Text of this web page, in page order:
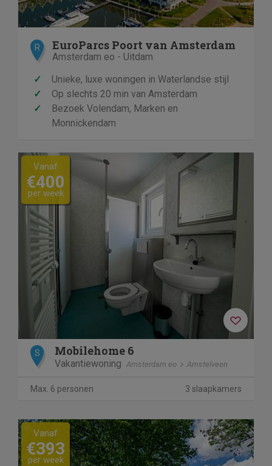
R EuroParcs Poort van Amsterdam
Amsterdam eo - Uitdam
✓
Unieke, luxe woningen in Waterlandse stijl
✓
Op slechts 20 min van Amsterdam
✓
Bezoek Volendam, Marken en
Monnickendam
Vanaf
€400
per week
S Mobilehome 6
Vakantiewoning Amsterdam eo Amstelveen
Max. 6 personen 3 slaapkamers
Vanaf
€393
per week